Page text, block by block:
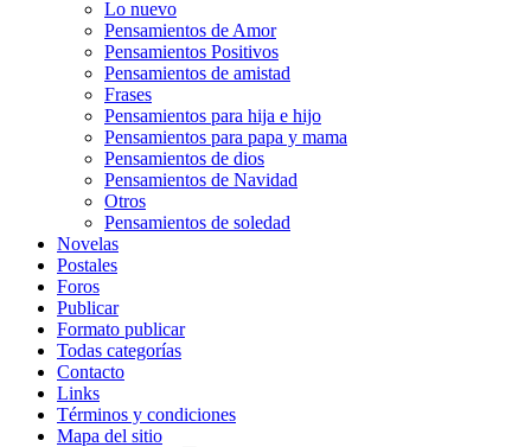
Lo nuevo
Pensamientos de Amor
Pensamientos Positivos
Pensamientos de amistad
Frases
Pensamientos para hija e hijo
Pensamientos para papa y mama
Pensamientos de dios
Pensamientos de Navidad
Otros
Pensamientos de soledad
Novelas
Postales
Foros
Publicar
Formato publicar
Todas categorías
Contacto
Links
Términos y condiciones
Mapa del sitio